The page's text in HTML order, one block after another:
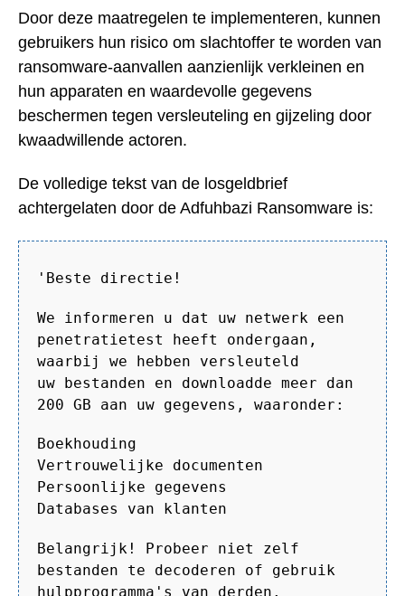
Door deze maatregelen te implementeren, kunnen
gebruikers hun risico om slachtoffer te worden van
ransomware-aanvallen aanzienlijk verkleinen en
hun apparaten en waardevolle gegevens
beschermen tegen versleuteling en gijzeling door
kwaadwillende actoren.
De volledige tekst van de losgeldbrief
achtergelaten door de Adfuhbazi Ransomware is:
'Beste directie!
We informeren u dat uw netwerk een
penetratietest heeft ondergaan,
waarbij we hebben versleuteld
uw bestanden en downloadde meer dan
200 GB aan uw gegevens, waaronder:
Boekhouding
Vertrouwelijke documenten
Persoonlijke gegevens
Databases van klanten
Belangrijk! Probeer niet zelf
bestanden te decoderen of gebruik
hulpprogramma's van derden.